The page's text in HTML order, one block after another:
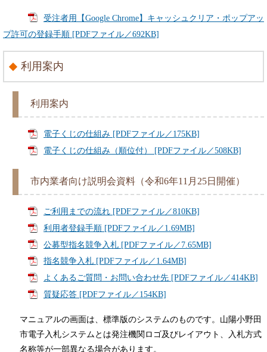
受注者用【Google Chrome】キャッシュクリア・ポップアッ
プ許可の登録手順 [PDFファイル／692KB]
利用案内
利用案内
電子くじの仕組み [PDFファイル／175KB]
電子くじの仕組み（順位付） [PDFファイル／508KB]
市内業者向け説明会資料（令和6年11月25日開催）
ご利用までの流れ [PDFファイル／810KB]
利用者登録手順 [PDFファイル／1.69MB]
公募型指名競争入札 [PDFファイル／7.65MB]
指名競争入札 [PDFファイル／1.64MB]
よくあるご質問・お問い合わせ先 [PDFファイル／414KB]
質疑応答 [PDFファイル／154KB]
マニュアルの画面は、標準版のシステムのものです。山陽小野田
市電子入札システムとは発注機関ロゴ及びレイアウト、入札方式
名称等が一部異なる場合があります。